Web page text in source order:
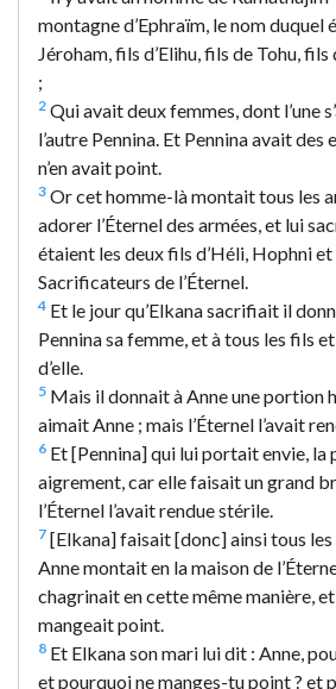
montagne d’Ephraïm, le nom duquel
Jéroham, fils d’Elihu, fils de Tohu,
;
2 Qui avait deux femmes, dont l’une
l’autre Pennina. Et Pennina avait des
n’en avait point.
3 Or cet homme-là montait tous les
adorer l’Éternel des armées, et lui
étaient les deux fils d’Héli, Hophni et
Sacrificateurs de l’Éternel.
4 Et le jour qu’Elkana sacrifiait il
Pennina sa femme, et à tous les fils
d’elle.
5 Mais il donnait à Anne une portion
aimait Anne ; mais l’Éternel l’avait
6 Et [Pennina] qui lui portait envie,
aigrement, car elle faisait un grand
l’Éternel l’avait rendue stérile.
7 [Elkana] faisait [donc] ainsi tous les
Anne montait en la maison de
chagrinait en cette même manière,
mangeait point.
8 Et Elkana son mari lui dit : Anne,
et pourquoi ne manges-tu point ? et